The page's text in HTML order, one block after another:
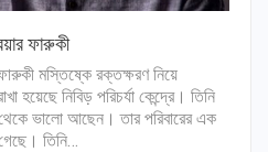
ফারুকী
মস্তিষ্কে রক্তক্ষরণ নিয়ে
হয়েছে নিবিড় পরিচর্যা কেন্দ্রে। তিনি
ভালো আছেন। তার পরিবারের এক
তিনি…